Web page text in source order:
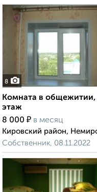
8
Комната в общежитии,
этаж
8 000 ₽ в месяц
Кировский район,
Собственник, 08.11.2022